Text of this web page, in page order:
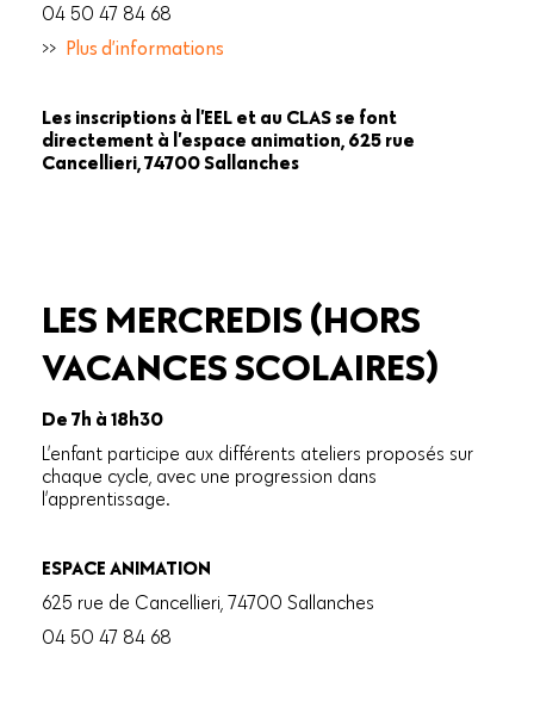
04 50 47 84 68
>> Plus d’informations
Les inscriptions à l’EEL et au CLAS se font
directement à l’espace animation, 625 rue
Cancellieri, 74700 Sallanches
LES MERCREDIS (HORS
VACANCES SCOLAIRES)
De 7h à 18h30
L’enfant participe aux différents ateliers proposés sur
chaque cycle, avec une progression dans
l’apprentissage.
ESPACE ANIMATION
625 rue de Cancellieri, 74700 Sallanches
04 50 47 84 68